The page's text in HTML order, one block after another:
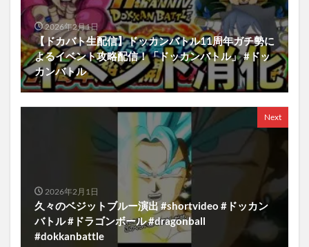
2026年2月1日
【ドカバト生配信】ドッカンバトル11周年ガチ勢に
よるイベント攻略配信！「ドッカンバトル」 #ドッ
カンバトル
Next
2026年2月1日
久々のベジットブルー演出 #shortvideo #ドッカン
バトル #ドラゴンボール #dragonball
#dokkanbattle